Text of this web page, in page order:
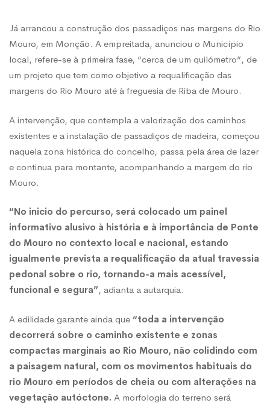
passadiços
–
Construção
já
começou
Já arrancou a construção dos passadiços nas margens do Rio
Mouro, em Monção. A empreitada, anunciou o Município
local, refere-se à primeira fase, “cerca de um quilómetro”, de
um projeto que tem como objetivo a requalificação das
margens do Rio Mouro até à freguesia de Riba de Mouro.
A intervenção, que contempla a valorização dos caminhos
existentes e a instalação de passadiços de madeira, começou
naquela zona histórica do concelho, passa pela área de lazer
e continua para montante, acompanhando a margem do rio
Mouro.
“No inicio do percurso, será colocado um painel
informativo alusivo à história e à importância de Ponte
do Mouro no contexto local e nacional, estando
igualmente prevista a requalificação da atual travessia
pedonal sobre o rio, tornando-a mais acessível,
funcional e segura”, adianta a autarquia.
A edilidade garante ainda que “toda a intervenção
decorrerá sobre o caminho existente e zonas
compactas marginais ao Rio Mouro, não colidindo com
a paisagem natural, com os movimentos habituais do
rio Mouro em períodos de cheia ou com alterações na
vegetação autóctone. A morfologia do terreno será